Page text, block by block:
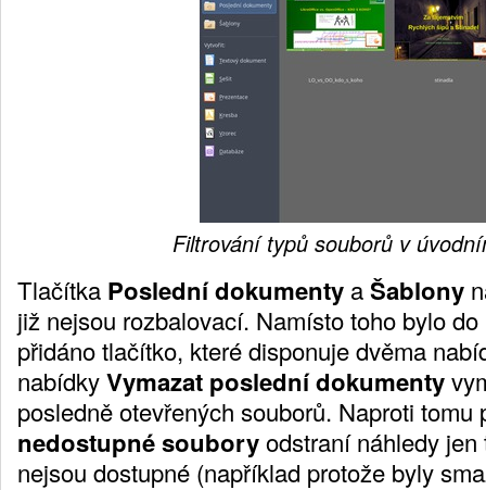
Filtrování typů souborů v
Tlačítka Poslednídokumenty aŠablony
již nejsou rozbalovací. Namísto toho bylo
přidáno tlačítko, které disponuje dvěma
nabídkyVymazat poslední dokumenty
posledně otevřených souborů. Naproti
nedostupné souboryodstraní náhledy
nejsou dostupné (například protože byly